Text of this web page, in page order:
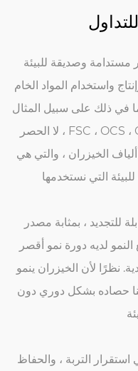
مستدامة وصديقة للبيئة
واستخدام المواد الخام
في ذلك على سبيل المثال
لا الحصر ، FSC ، OCS ، OEKO-TEX 100 ، وشهادات أخرى.
الخيزران ، والتي هي
للتجديد ، بمثابة مصدر
لديه دورة نمو أقصر
نظرًا لأن الخيزران ينمو
حصاده بشكل دوري دون
التربة ، والحفاظ